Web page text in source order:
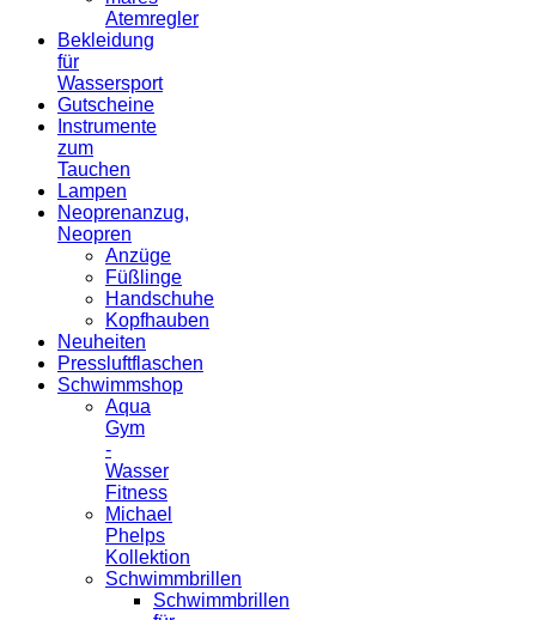
Atemregler
Bekleidung
für
Wassersport
Gutscheine
Instrumente
zum
Tauchen
Lampen
Neoprenanzug,
Neopren
Anzüge
Füßlinge
Handschuhe
Kopfhauben
Neuheiten
Pressluftflaschen
Schwimmshop
Aqua
Gym
-
Wasser
Fitness
Michael
Phelps
Kollektion
Schwimmbrillen
Schwimmbrillen